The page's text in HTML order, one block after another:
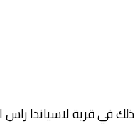
في قرية لاسياندا